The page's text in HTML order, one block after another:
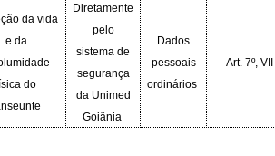
da vida
e da
do
Diretamente
pelo
sistema de
segurança
da Unimed
Goiânia
Dados
pessoais
ordinários
Art. 7º, VII